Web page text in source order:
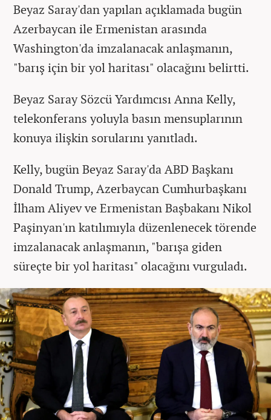
Beyaz Saray'dan yapılan açıklamada bugün
Azerbaycan ile Ermenistan arasında
Washington'da imzalanacak anlaşmanın,
"barış için bir yol haritası" olacağını belirtti.
Beyaz Saray Sözcü Yardımcısı Anna Kelly,
telekonferans yoluyla basın mensuplarının
konuya ilişkin sorularını yanıtladı.
Kelly, bugün Beyaz Saray'da ABD Başkanı
Donald Trump, Azerbaycan Cumhurbaşkanı
İlham Aliyev ve Ermenistan Başbakanı Nikol
Paşinyan'ın katılımıyla düzenlenecek törende
imzalanacak anlaşmanın, "barışa giden
süreçte bir yol haritası" olacağını vurguladı.